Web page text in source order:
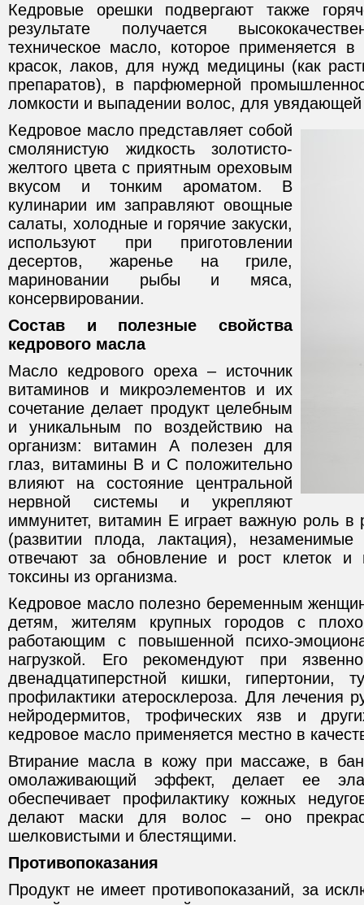
Кедровые орешки подвергают также
результате получается
техническое масло, которое применяется
красок, лаков, для нужд медицины (как
препаратов), в парфюмерной
ломкости и выпадении волос, для
Кедровое масло представляет собой
смолянистую жидкость золотисто-
желтого цвета с приятным ореховым
вкусом и тонким ароматом. В
кулинарии им заправляют овощные
салаты, холодные и горячие закуски,
используют при приготовлении
десертов, жаренье на гриле,
мариновании рыбы и мяса,
консервировании.
Состав и полезные свойства
кедрового масла
Масло кедрового ореха – источник
витаминов и микроэлементов и их
сочетание делает продукт целебным
и уникальным по воздействию на
организм: витамин А полезен для
глаз, витамины В и С положительно
влияют на состояние центральной
нервной системы и укрепляют
иммунитет, витамин Е играет важную роль в
(развитии плода, лактация),
отвечают за обновление и рост клеток и
токсины из организма.
Кедровое масло полезно беременным
детям, жителям крупных городов с
работающим с повышенной психо-
нагрузкой. Его рекомендуют при
двенадцатиперстной кишки, гипертонии,
профилактики атеросклероза. Для лечения
нейродермитов, трофических язв и
кедровое масло применяется местно в
Втирание масла в кожу при массаже, в
омолаживающий эффект, делает ее
обеспечивает профилактику кожных
делают маски для волос – оно
шелковистыми и блестящими.
Противопоказания
Продукт не имеет противопоказаний, за